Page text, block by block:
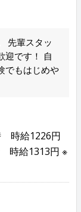
先輩スタッ
迎です！ 自
でもはじめや
時給1226円
時給1313円 ※